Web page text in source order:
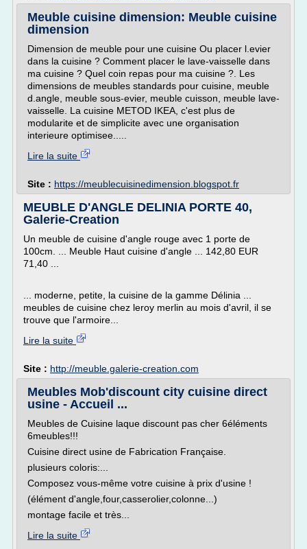
Meuble cuisine dimension: Meuble cuisine
dimension
Dimension de meuble pour une cuisine Ou placer l.evier
dans la cuisine ? Comment placer le lave-vaisselle dans
ma cuisine ? Quel coin repas pour ma cuisine ?. Les
dimensions de meubles standards pour cuisine, meuble
d.angle, meuble sous-evier, meuble cuisson, meuble lave-
vaisselle. La cuisine METOD IKEA, c'est plus de
modularite et de simplicite avec une organisation
interieure optimisee.....
Lire la suite
Site : https://meublecuisinedimension.blogspot.fr
MEUBLE D'ANGLE DELINIA PORTE 40,
Galerie-Creation
Un meuble de cuisine d'angle rouge avec 1 porte de
100cm. ... Meuble Haut cuisine d'angle ... 142,80 EUR
71,40 ...
... moderne, petite, la cuisine de la gamme Délinia ...
meubles de cuisine chez leroy merlin au mois d'avril, il se
trouve que l'armoire...
Lire la suite
Site : http://meuble.galerie-creation.com
Meubles Mob'discount city cuisine direct
usine - Accueil ...
Meubles de Cuisine laque discount pas cher 6éléments
6meubles!!!
Cuisine direct usine de Fabrication Française.
plusieurs coloris:...
Composez vous-même votre cuisine à prix d'usine !
(élément d'angle,four,casserolier,colonne...)
montage facile et très...
Lire la suite